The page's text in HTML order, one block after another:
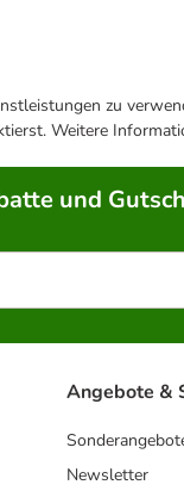
zu
Weitere
und
Angebote &
Newsletter